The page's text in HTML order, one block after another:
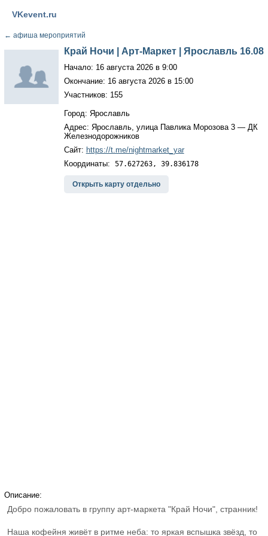
VKevent.ru
← афиша мероприятий
Край Ночи | Арт-Маркет | Ярославль 16.08
Начало: 16 августа 2026 в 9:00
Окончание: 16 августа 2026 в 15:00
Участников: 155
Город: Ярославль
Адрес: Ярославль, улица Павлика Морозова 3 — ДК
Железнодорожников
Сайт: https://t.me/nightmarket_yar
Координаты: 57.627263, 39.836178
Открыть карту отдельно
Описание:
Добро пожаловать в группу арт-маркета "Край Ночи", странник!
Наша кофейня живёт в ритме неба: то яркая вспышка звёзд, то